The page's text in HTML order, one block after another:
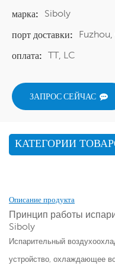
марка:
Siboly
порт доставки:
оплата: TT, LC
ЗАПРОС СЕЙЧАС
КАТЕГОРИИ
Описание продукта
Принцип работы
Siboly
Испарительный
устройство, охлаждающее